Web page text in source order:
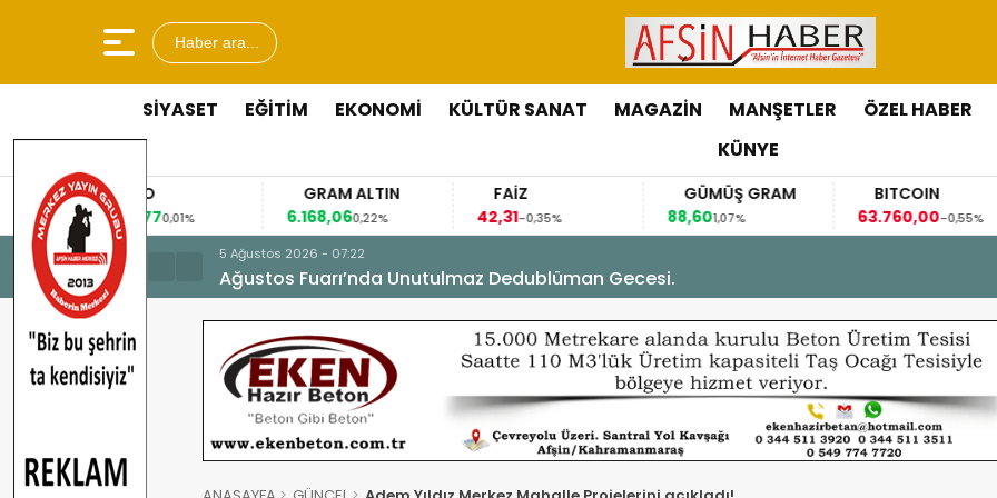
Haber ara...
SİYASET EĞİTİM EKONOMİ KÜLTÜR SANAT MAGAZİN MANŞETLER ÖZEL HABER
KÜNYE
0,01%
GRAM ALTIN
6.168,060,22%
FAİZ
42,31-0,35%
GÜMÜŞ GRAM
88,601,07%
BITCOIN
63.760,00
GBP/TRY
63,11840,07%
5 Ağustos 2026 - 07:22
Ağustos Fuarı’nda Unutulmaz Dedublüman Gecesi.